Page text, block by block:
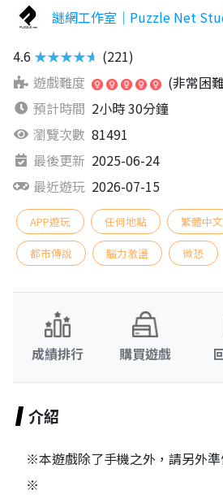
謎網工作室｜Puzzle Net
4.6 ★★★★★ (221)
遊戲難度
(非常困
預計時間 2小時 30分鐘
瀏覽次數 81491
最後更新 2025-06-24
最近遊玩 2026-07-15
APP遊玩 任何地點 繁體中文
都市傳說 腦力激盪 微恐
成績排行 購買遊戲
介紹
※本遊戲除了手機之外，請另外
※